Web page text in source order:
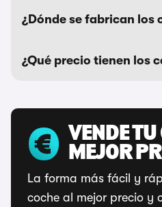
¿Dónde se fabrican los
¿Qué precio tienen los
VENDE TU
MEJOR
La forma más fácil y
coche al mejor precio y